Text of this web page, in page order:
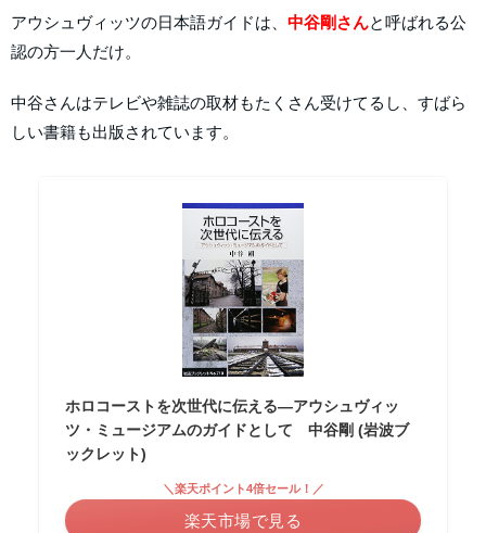
アウシュヴィッツの日本語ガイドは、 中谷剛さんと呼ばれる公
認の方一人だけ。
中谷さんはテレビや雑誌の取材もたくさん受けてるし、すばら
しい書籍も出版されています。
ホロコーストを次世代に伝える―アウシュヴィッ
ツ・ミュージアムのガイドとして 中谷剛 (岩波ブ
ックレット)
＼楽天ポイント4倍セール！／
楽天市場で見る